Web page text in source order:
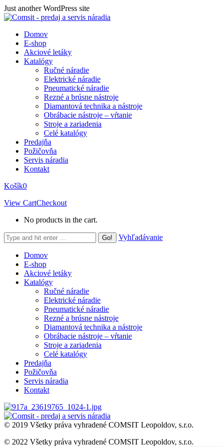
Skip
to
Just another WordPress site
Domov
E-shop
Akciové letáky
Katalógy
Ručné náradie
Elektrické náradie
Pneumatické náradie
Rezné a brúsne nástroje
Diamantová technika a nástroje
Obrábacie nástroje – vŕtanie
Stroje a zariadenia
Celé katalógy
Predajňa
Požičovňa
Servis náradia
Kontakt
Košík0
View CartCheckout
No products in the cart.
Search:
Vyhľadávanie
Domov
E-shop
Akciové letáky
Katalógy
Ručné náradie
Elektrické náradie
Pneumatické náradie
Rezné a brúsne nástroje
Diamantová technika a nástroje
Obrábacie nástroje – vŕtanie
Stroje a zariadenia
Celé katalógy
Predajňa
Požičovňa
Servis náradia
Kontakt
© 2019 Všetky práva vyhradené COMSIT Leopoldov, s.r.o.
© 2022 Všetky práva vyhradené COMSIT Leopoldov, s.r.o.